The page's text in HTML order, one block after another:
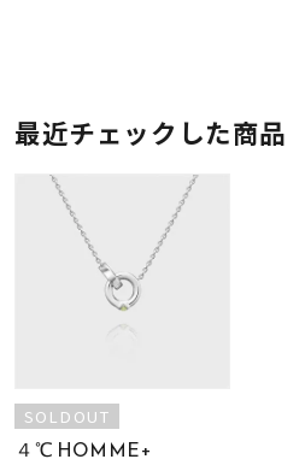
最近チェックした商品
SOLDOUT
４℃ HOMME+